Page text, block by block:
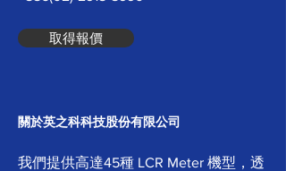
取得報價
關於英之科科技股份有限公司
我們提供高達45種 LCR Meter 機型，透